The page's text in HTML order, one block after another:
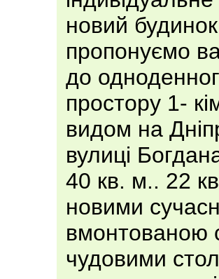
новий
пропонуємо
до
простору 1-
видом на
вулиці
40 кв. м.. 22
новими
вмонтованою
чудовими